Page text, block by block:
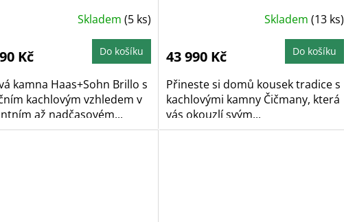
Skladem (5 ks)
Kč Do košíku
kamna Haas+Sohn Brillo s
kachlovým vzhledem v
až nadčasovém...
Skladem (13 ks)
43 990 Kč Do košíku
Přineste si domů kousek tradice s
kachlovými kamny Čičmany, která
vás okouzlí svým...